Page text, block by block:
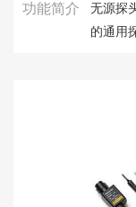
功能简介
无源探
的通用
探头
需的
型，重